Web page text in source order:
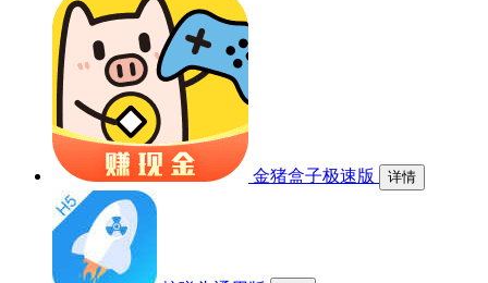
金猪盒子极速版 详情